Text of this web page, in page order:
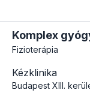
Komplex
Fizioterápia
Kézklinika
Budapest XIII.